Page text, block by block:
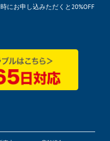
にお申し込みただくと20%OFF